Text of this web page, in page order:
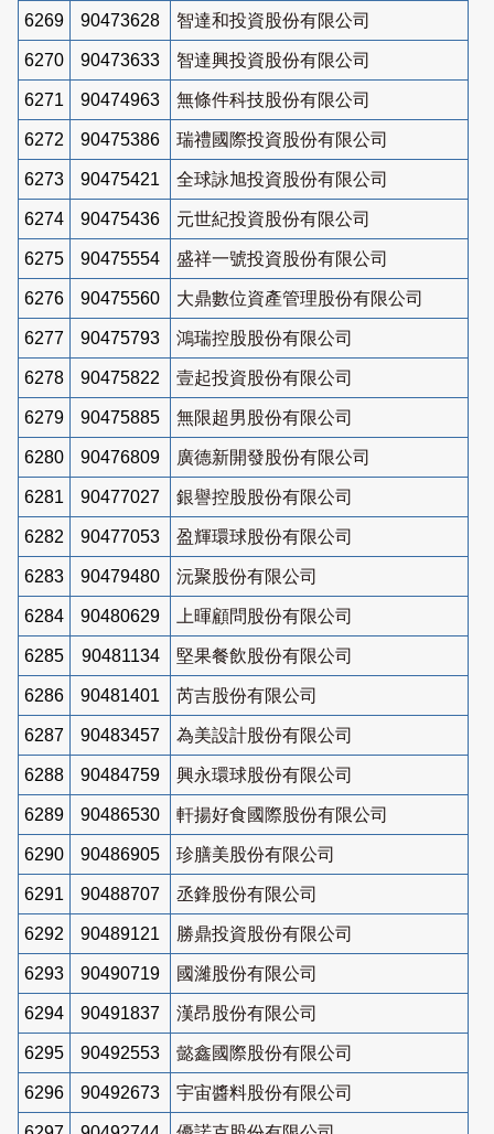
6269 90473628 智達和投資股份有限公司
6270 90473633 智達興投資股份有限公司
6271 90474963 無條件科技股份有限公司
6272 90475386 瑞禮國際投資股份有限公司
6273 90475421 全球詠旭投資股份有限公司
6274 90475436 元世紀投資股份有限公司
6275 90475554 盛祥一號投資股份有限公司
6276 90475560 大鼎數位資產管理股份有限公司
6277 90475793 鴻瑞控股股份有限公司
6278 90475822 壹起投資股份有限公司
6279 90475885 無限超男股份有限公司
6280 90476809 廣德新開發股份有限公司
6281 90477027 銀譽控股股份有限公司
6282 90477053 盈輝環球股份有限公司
6283 90479480 沅聚股份有限公司
6284 90480629 上暉顧問股份有限公司
6285 90481134 堅果餐飲股份有限公司
6286 90481401 芮吉股份有限公司
6287 90483457 為美設計股份有限公司
6288 90484759 興永環球股份有限公司
6289 90486530 軒揚好食國際股份有限公司
6290 90486905 珍膳美股份有限公司
6291 90488707 丞鋒股份有限公司
6292 90489121 勝鼎投資股份有限公司
6293 90490719 國濰股份有限公司
6294 90491837 漢昂股份有限公司
6295 90492553 懿鑫國際股份有限公司
6296 90492673 宇宙醬料股份有限公司